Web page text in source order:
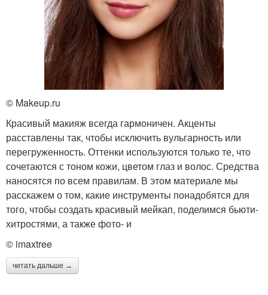
© Makeup.ru
Красивый макияж всегда гармоничен. Акценты
расставлены так, чтобы исключить вульгарность или
перегруженность. Оттенки используются только те, что
сочетаются с тоном кожи, цветом глаз и волос. Средства
наносятся по всем правилам. В этом материале мы
расскажем о том, какие инструменты понадобятся для
того, чтобы создать красивый мейкап, поделимся бьюти-
хитростями, а также фото- и
© imaxtree
читать дальше →